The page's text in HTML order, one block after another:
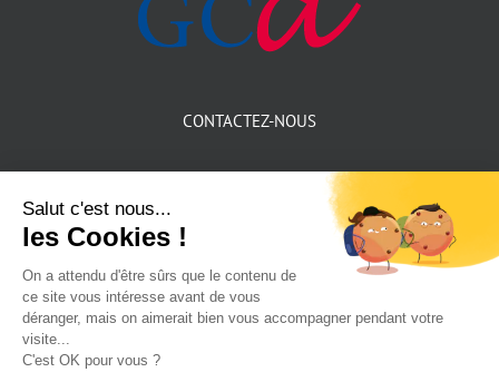
CONTACTEZ-NOUS
167 Rue Charles Germain
69400 Villefranche-sur-Saône
Téléphone :
04 74 62 17 16
Email: contact@gca2p.fr